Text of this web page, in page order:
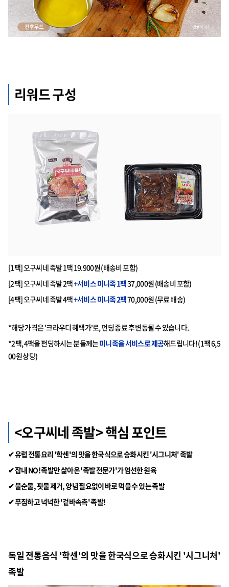
리워드 구성
[1팩] 오구씨네 족발 1팩 19.900원 (배송비 포함)
[2팩] 오구씨네 족발 2팩+서비스 미니족 1팩37,000원 (배송비 포함)
[4팩] 오구씨네 족발 4팩+서비스 미니족 2팩70,000원 (무료 배송)
*해당 가격은 '크라우디 혜택가'로, 펀딩 종료 후 변동될 수 있습니다.
*2팩, 4팩을 펀딩하시는 분들께는미니족을 서비스로 제공해드립니다! (1팩 6,5
00원 상당)
<오구씨네 족발> 핵심 포인트
✔ 유럽 전통요리 '학센'의 맛을 한국식으로 승화시킨 '시그니처' 족발
✔ 잡내 NO! 족발만 삶아온 '족발 전문가'가 엄선한 원육
✔ 불순물, 핏물 제거, 양념 필요없이 바로 먹을 수 있는 족발
✔ 푸짐하고 넉넉한 '겉바속촉' 족발!
독일 전통음식 '학센'의 맛을 한국식으로 승화시킨 '시그니처'
족발